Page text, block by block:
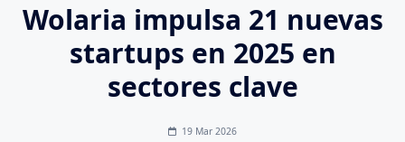
Wolaria impulsa 21 nuevas
startups en 2025 en
sectores clave
19 Mar 2026